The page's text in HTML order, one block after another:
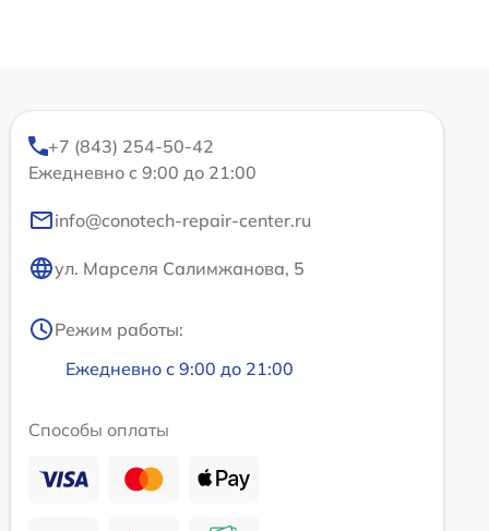
+7 (843) 254-50-42
Ежедневно с 9:00 до 21:00
info@conotech-repair-center.ru
ул. Марселя Салимжанова, 5
Режим работы:
Ежедневно с 9:00 до 21:00
Способы оплаты